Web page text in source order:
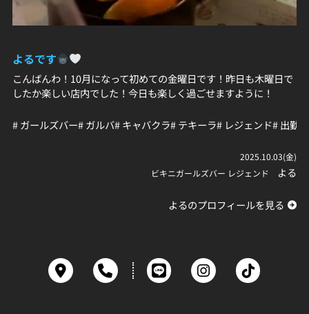
よるです
こんばんわ！10月になって初めての金曜日です！昨日も木曜日で
したか楽しい店内でした！今日も楽しく過ごせますように！
# ガールズバー# ガルバ# キャバクラ# テキーラ# レジェンド# 出勤
2025.10.03(金)
ビキニガールズバー レジェンド
よる
よるのプロフィールを見る